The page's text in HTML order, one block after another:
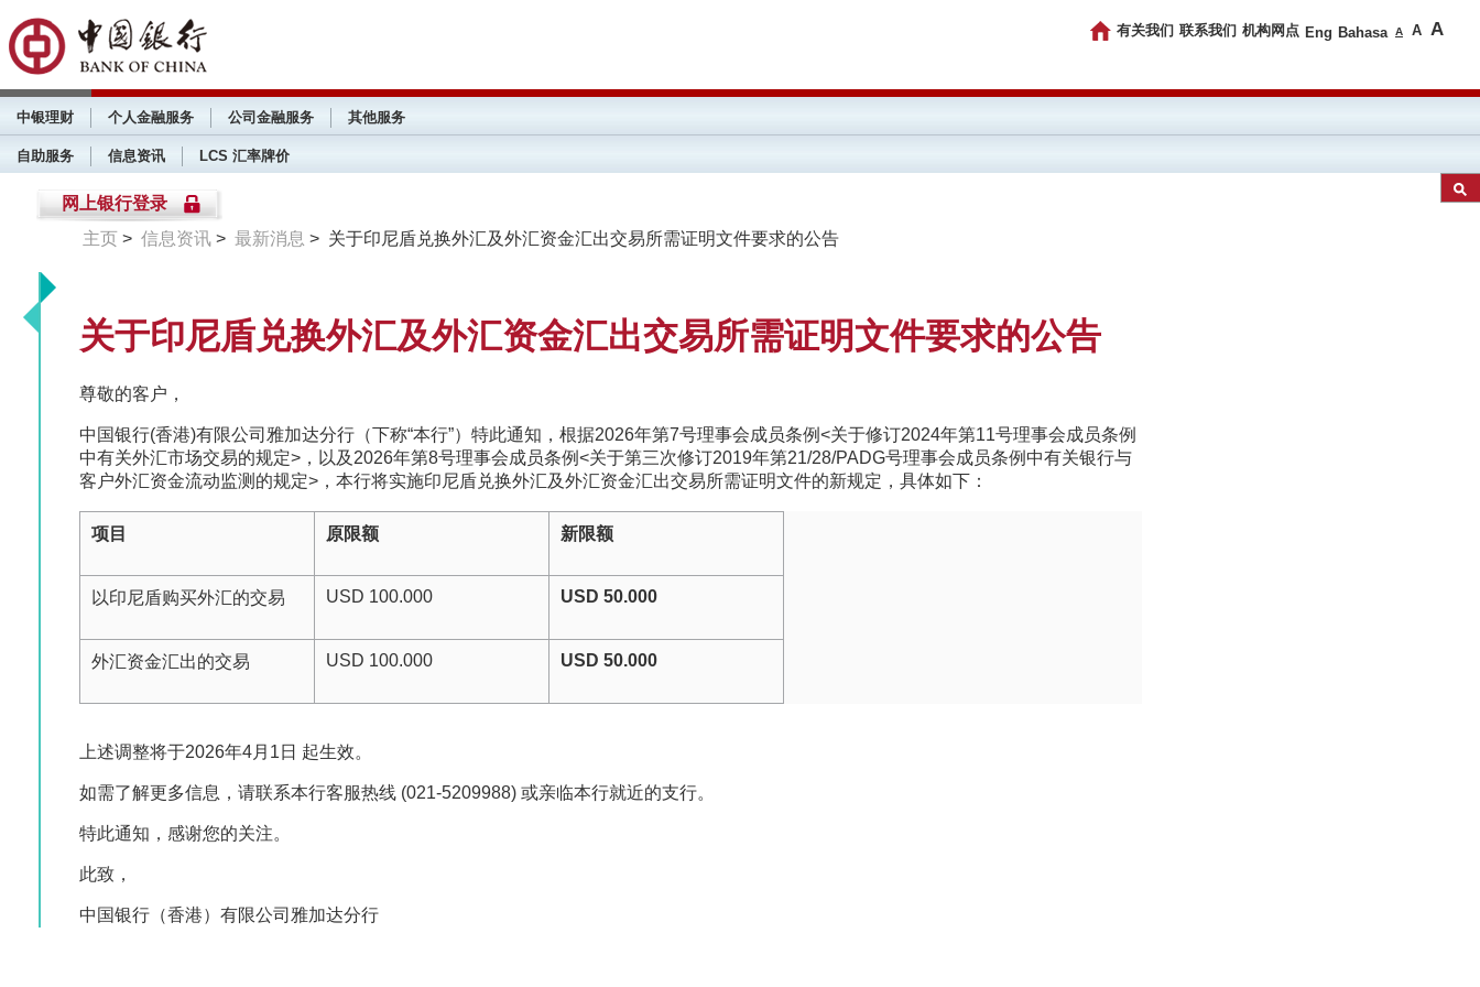
有关我们 联系我们 机构网点 Eng Bahasa A A A
中银理财 个人金融服务 公司金融服务 其他服务
自助服务 信息资讯 LCS 汇率牌价
网上银行登录
主页 > 信息资讯 > 最新消息 > 关于印尼盾兑换外汇及外汇资金汇出交易所需证明文件要求的公告
关于印尼盾兑换外汇及外汇资金汇出交易所需证明文件要求的公告
尊敬的客户，
中国银行(香港)有限公司雅加达分行（下称“本行”）特此通知，根据2026年第7号理事会成员条例<关于修订2024年第11号理事会成员条例
中有关外汇市场交易的规定>，以及2026年第8号理事会成员条例<关于第三次修订2019年第21/28/PADG号理事会成员条例中有关银行与
客户外汇资金流动监测的规定>，本行将实施印尼盾兑换外汇及外汇资金汇出交易所需证明文件的新规定，具体如下：
项目 原限额 新限额
以印尼盾购买外汇的交易 USD 100.000 USD 50.000
外汇资金汇出的交易 USD 100.000 USD 50.000
上述调整将于2026年4月1日 起生效。
如需了解更多信息，请联系本行客服热线 (021-5209988) 或亲临本行就近的支行。
特此通知，感谢您的关注。
此致，
中国银行（香港）有限公司雅加达分行